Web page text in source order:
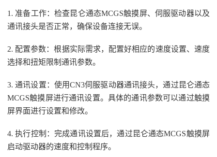
1. 准备工作：检查昆仑通态MCGS触摸屏、伺服驱动器以及
通讯接头是否正常，确保设备连接无误。
2. 配置参数：根据实际需求，配置好相应的速度设置、速度
选择和扭矩限制通讯参数。
3. 通讯设置：使用CN3伺服驱动器通讯接头，通过昆仑通态
MCGS触摸屏进行通讯设置。具体的通讯参数可以通过触摸
屏界面进行设置和修改。
4. 执行控制：完成通讯设置后，通过昆仑通态MCGS触摸屏
启动驱动器的速度和控制程序。